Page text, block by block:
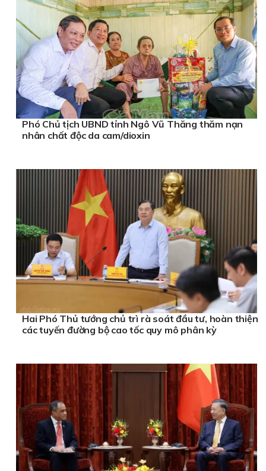
Phó Chủ tịch UBND tỉnh Ngô Vũ Thăng thăm nạn
nhân chất độc da cam/dioxin
Hai Phó Thủ tướng chủ trì rà soát đầu tư, hoàn thiện
các tuyến đường bộ cao tốc quy mô phân kỳ